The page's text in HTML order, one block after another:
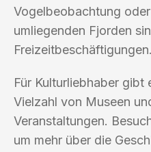
Vogelbeobachtung
umliegenden Fjorden
Freizeitbeschäftigungen.
Für Kulturliebhaber gibt
Vielzahl von Museen
Veranstaltungen.
um mehr über die